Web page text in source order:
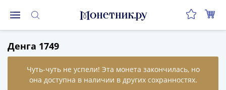
Монеты
Российской
Федерации
Регулярные
Денга 1749